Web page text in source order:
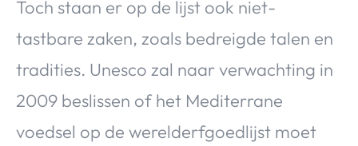
Toch staan er op de lijst ook niet-
tastbare zaken, zoals bedreigde talen en
tradities. Unesco zal naar verwachting in
2009 beslissen of het Mediterrane
voedsel op de werelderfgoedlijst moet